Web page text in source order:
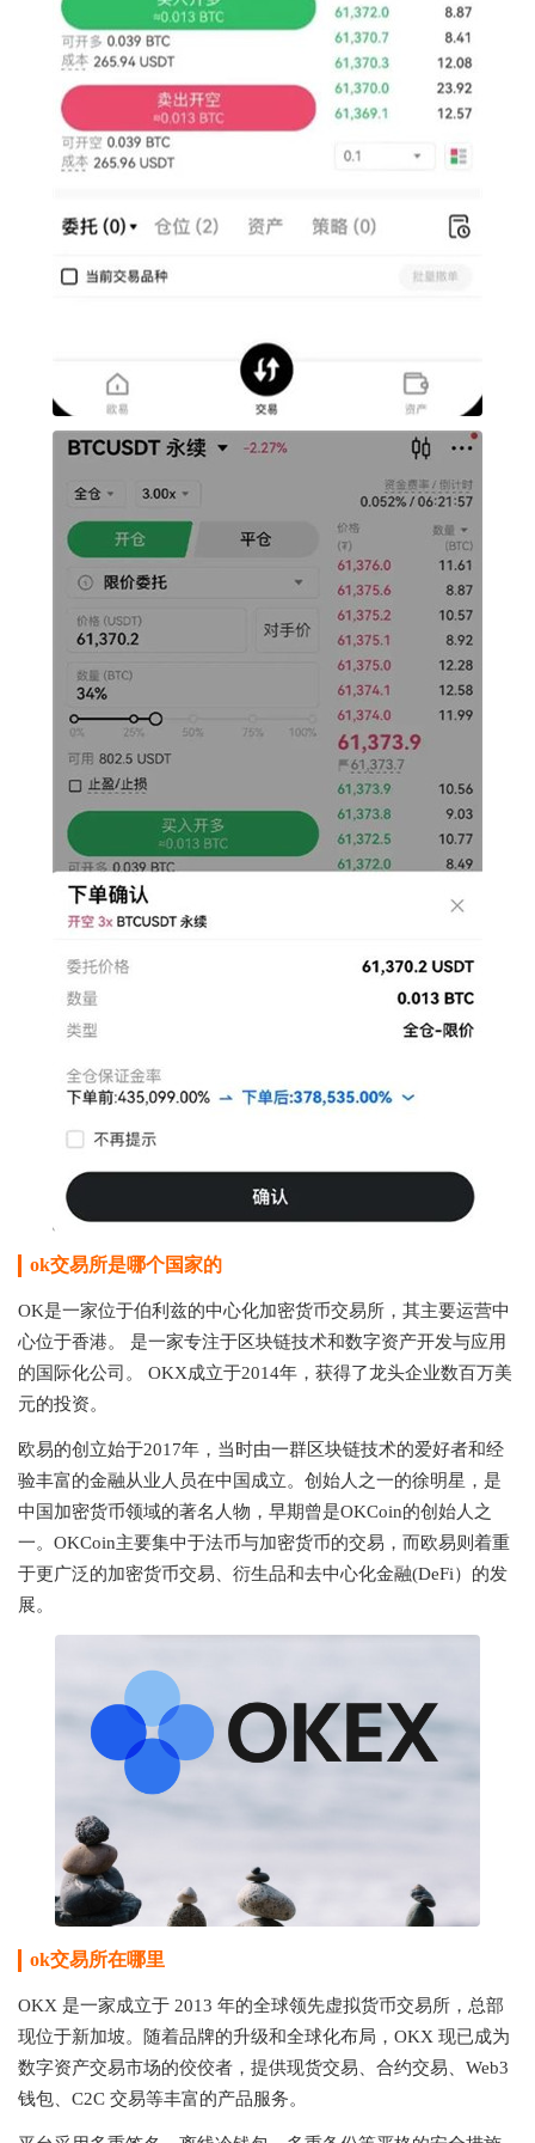
ok交易所是哪个国家的
OK是一家位于伯利兹的中心化加密货币交易所，其主要运营中
心位于香港。 是一家专注于区块链技术和数字资产开发与应用
的国际化公司。 OKX成立于2014年，获得了龙头企业数百万美
元的投资。
欧易的创立始于2017年，当时由一群区块链技术的爱好者和经
验丰富的金融从业人员在中国成立。创始人之一的徐明星，是
中国加密货币领域的著名人物，早期曾是OKCoin的创始人之
一。OKCoin主要集中于法币与加密货币的交易，而欧易则着重
于更广泛的加密货币交易、衍生品和去中心化金融(DeFi）的发
展。
ok交易所在哪里
OKX 是一家成立于 2013 年的全球领先虚拟货币交易所，总部
现位于新加坡。随着品牌的升级和全球化布局，OKX 现已成为
数字资产交易市场的佼佼者，提供现货交易、合约交易、Web3
钱包、C2C 交易等丰富的产品服务。